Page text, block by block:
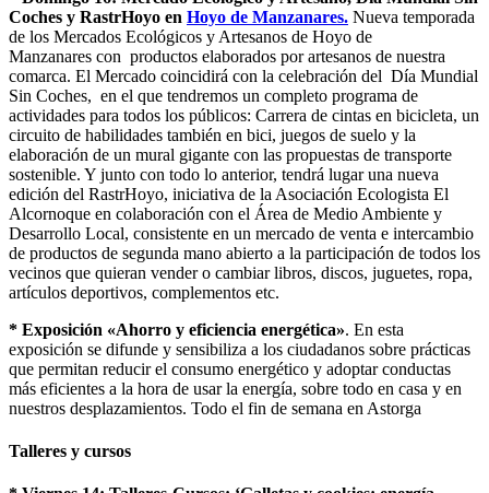
Coches y RastrHoyo en Hoyo de Manzanares. Nueva temporada
de los Mercados Ecológicos y Artesanos de Hoyo de
Manzanares con productos elaborados por artesanos de nuestra
comarca. El Mercado coincidirá con la celebración del Día Mundial
Sin Coches, en el que tendremos un completo programa de
actividades para todos los públicos: Carrera de cintas en bicicleta, un
circuito de habilidades también en bici, juegos de suelo y la
elaboración de un mural gigante con las propuestas de transporte
sostenible. Y junto con todo lo anterior, tendrá lugar una nueva
edición del RastrHoyo, iniciativa de la Asociación Ecologista El
Alcornoque en colaboración con el Área de Medio Ambiente y
Desarrollo Local, consistente en un mercado de venta e intercambio
de productos de segunda mano abierto a la participación de todos los
vecinos que quieran vender o cambiar libros, discos, juguetes, ropa,
artículos deportivos, complementos etc.
* Exposición «Ahorro y eficiencia energética». En esta
exposición se difunde y sensibiliza a los ciudadanos sobre prácticas
que permitan reducir el consumo energético y adoptar conductas
más eficientes a la hora de usar la energía, sobre todo en casa y en
nuestros desplazamientos. Todo el fin de semana en Astorga
Talleres y cursos